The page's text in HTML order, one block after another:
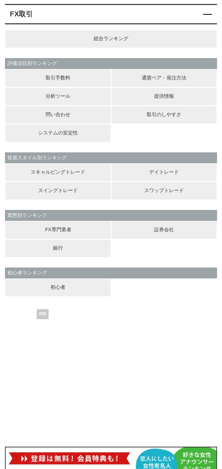
FX取引
総合ランキング
評価項目別ランキング
取引手数料 通貨ペア・発注方法
分析ツール 提供情報
問い合わせ 取引のしやすさ
システムの安定性
投資スタイル別ランキング
スキャルピングトレード デイトレード
スイングトレード スワップトレード
業態別ランキング
FX専門業者 証券会社
銀行
初心者ランキング
初心者
PR